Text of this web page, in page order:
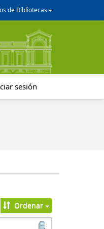
de Bibliotecas
sesión
Ordenar